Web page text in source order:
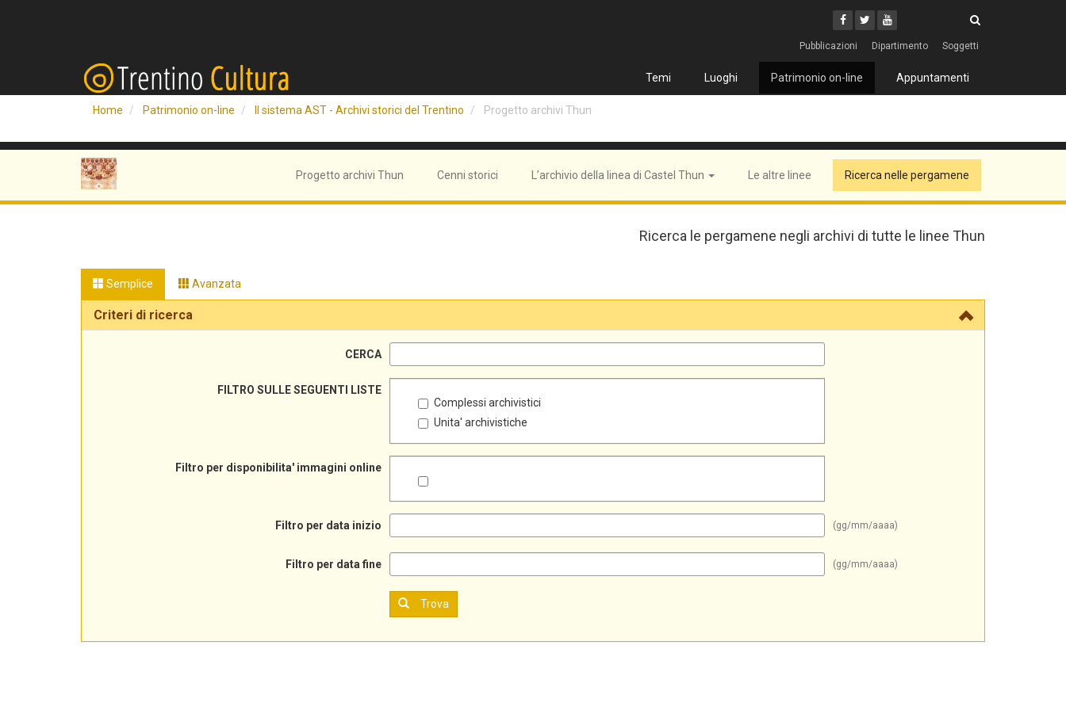
Facebook
Twitter
Youtube
Pubblicazioni Dipartimento Soggetti
Temi Luoghi Patrimonio on-line Appuntamenti
Home Patrimonio on-line Il sistema AST - Archivi storici del Trentino Progetto archivi Thun
Progetto archivi Thun Cenni storici L’archivio della linea di Castel Thun Le altre linee Ricerca nelle pergamene
Ricerca le pergamene negli archivi di tutte le linee Thun
Semplice Avanzata
Criteri di ricerca
CERCA
FILTRO SULLE SEGUENTI LISTE
Complessi archivistici
Unita' archivistiche
Filtro per disponibilita' immagini online
Filtro per data inizio (gg/mm/aaaa)
Filtro per data fine (gg/mm/aaaa)
Trova